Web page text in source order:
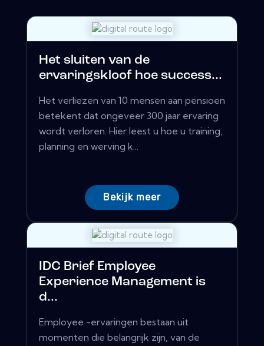
Het sluiten van de
ervaringskloof hoe success...
Het verliezen van 10 mensen aan pensioen
betekent dat ongeveer 300 jaar ervaring
wordt verloren. Hier leest u hoe u training,
planning en werving k...
Bekijk meer
IDC Brief Employee
Experience Management is
d...
Employee -ervaringen bestaan ​​uit
momenten die belangrijk zijn, van de